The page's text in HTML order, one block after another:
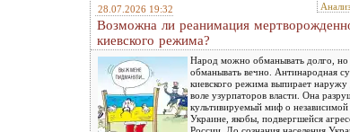
28.07.2026 19:32
Возможна ли реанимация
киевского режима?
Народ можно обманывать долго, но
обманывать вечно. Антинародная
киевского режима выпирает
воле узурпаторов власти. Она
культивируемый миф о независимой
Украине, якобы, подвергшейся